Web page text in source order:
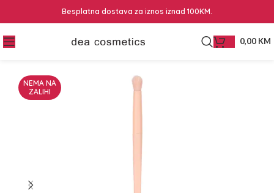
Besplatna dostava za iznos iznad 100KM.
0,00 KM
NEMA NA
ZALIHI